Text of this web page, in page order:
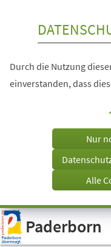
Visuelle
Assistenzsoftware
öffnen.
Durch die Nutzung
einverstanden, dass
Nur
Alle
Paderborn